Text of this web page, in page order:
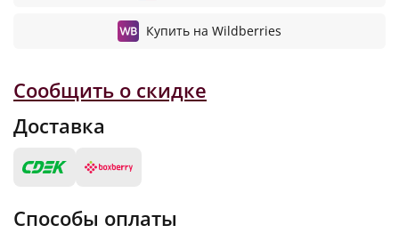
Купить на Wildberries
Сообщить о скидке
Доставка
Способы оплаты